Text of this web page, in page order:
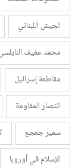
الجيش اللبناني
محمد عفيف
مقاطعة إسرائيل
انتصار المقاومة
سمير جعجع
الإسلام في أوروبا